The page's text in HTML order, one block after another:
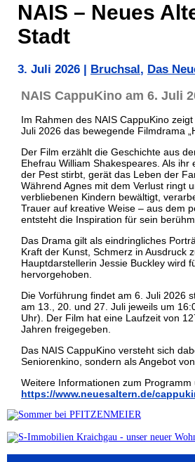
NAIS – Neues
Stadt
3. Juli 2026 Bruchsal , Das
NAIS CappuKino am 6. Juli
Im Rahmen des NAIS CappuKino
Juli 2026 das bewegende Filmdrama
Der Film erzählt die Geschichte aus
Ehefrau William Shakespeares. Als ihr
der Pest stirbt, gerät das Leben der
Während Agnes mit dem Verlust ringt
verbliebenen Kindern bewältigt,
Trauer auf kreative Weise – aus dem
entsteht die Inspiration für sein
Das Drama gilt als eindringliches
Kraft der Kunst, Schmerz in Ausdruck
Hauptdarstellerin Jessie Buckley wird
hervorgehoben.
Die Vorführung findet am 6. Juli 2026
am 13., 20. und 27. Juli jeweils um
Uhr). Der Film hat eine Laufzeit von
Jahren freigegeben.
Das NAIS CappuKino versteht sich
Seniorenkino, sondern als Angebot
Weitere Informationen zum Programm
https://www.neuesaltern.de/